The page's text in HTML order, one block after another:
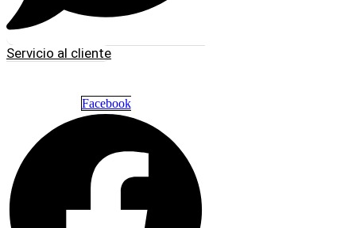
Servicio al cliente
Facebook